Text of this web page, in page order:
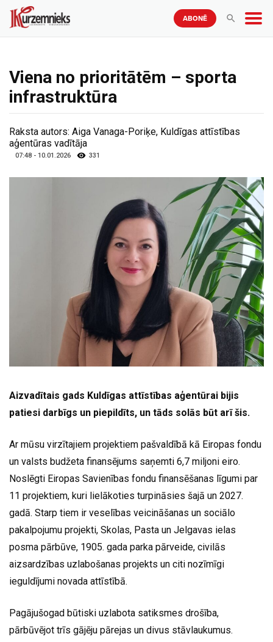
ABONĒ
Viena no prioritātēm – sporta
infrastruktūra
Raksta autors: Aiga Vanaga-Poriķe, Kuldīgas attīstības
aģentūras vadītāja
07:48 - 10.01.2026 331
Aizvadītais gads Kuldīgas attīstības aģentūrai bijis
patiesi darbīgs un piepildīts, un tāds solās būt arī šis.
Ar mūsu virzītajiem projektiem pašvaldībā kā Eiropas fondu
un valsts budžeta finansējums saņemti 6,7 miljoni eiro.
Noslēgti Eiropas Savienības fondu finansēšanas līgumi par
11 projektiem, kuri lielākoties turpināsies šajā un 2027.
gadā. Starp tiem ir veselības veicināšanas un sociālo
pakalpojumu projekti, Skolas, Pasta un Jelgavas ielas
posma pārbūve, 1905. gada parka pārveide, civilās
aizsardzības uzlabošanas projekts un citi nozīmīgi
ieguldījumi novada attīstībā.
Pagājušogad būtiski uzlabota satiksmes drošība,
pārbūvējot trīs gājēju pārejas un divus stāvlaukumus.